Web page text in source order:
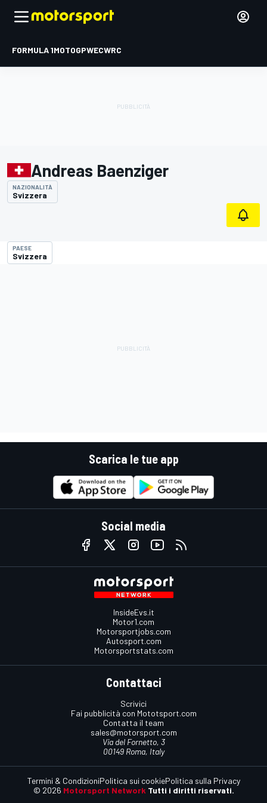
FORMULA 1MOTOGPWECWRC
Andreas Baenziger
NAZIONALITÀ
Svizzera
PAESE
Svizzera
Scarica le tue app
Social media
InsideEvs.it
Motor1.com
Motorsportjobs.com
Autosport.com
Motorsportstats.com
Contattaci
Scrivici
Fai pubblicità con Mototsport.com
Contatta il team
sales@motorsport.com
Via del Fornetto, 3
00149 Roma, Italy
© 2026 Motorsport Network Tutti i diritti riservati.
Termini & CondizioniPolitica sui cookiePolitica sulla Privacy